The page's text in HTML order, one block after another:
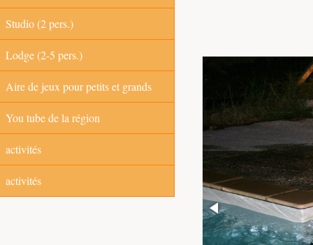
Studio (2 pers.)
Lodge (2-5 pers.)
Aire de jeux pour petits et grands
You tube de la région
activités
activités